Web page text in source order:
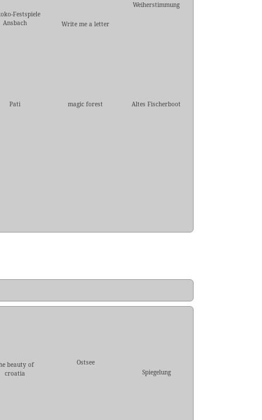
Festspiele
Ansbach
Write me a letter
Weiherstimmung
Pati magic forest Altes Fischerboot
beauty of
croatia
Ostsee
Spiegelung